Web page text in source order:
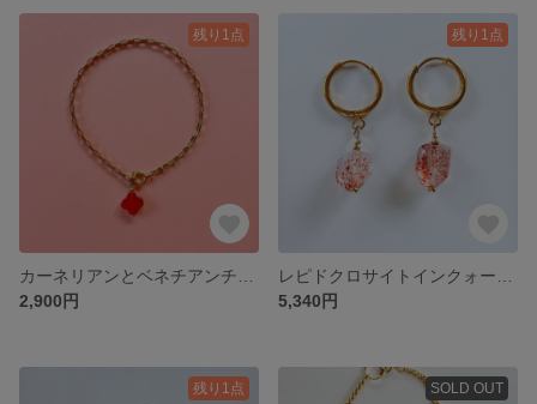
残り1点
2,900円
残り1点
5,340円
残り1点 SOLD OUT